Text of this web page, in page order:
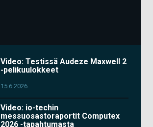
Video: Testissä Audeze Maxwell 2
-pelikuulokkeet
15.6.2026
Video: io-techin
messuosastoraportit Computex
2026 -tapahtumasta